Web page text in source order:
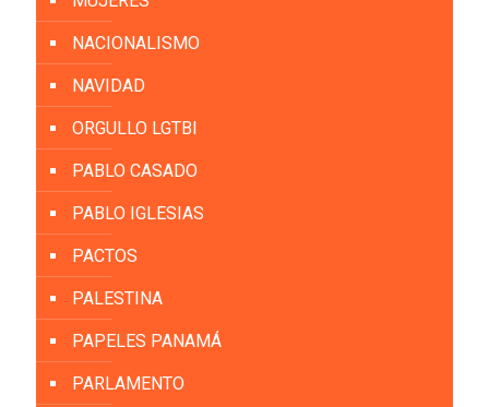
NACIONALISMO
NAVIDAD
ORGULLO LGTBI
PABLO CASADO
PABLO IGLESIAS
PACTOS
PALESTINA
PAPELES PANAMÁ
PARLAMENTO